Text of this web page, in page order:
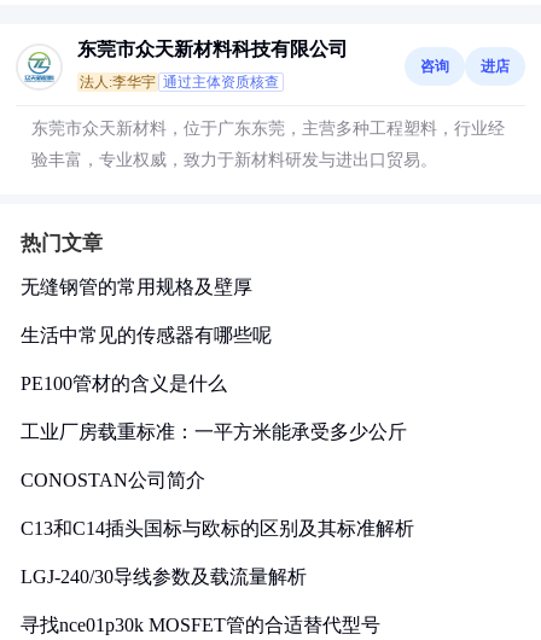
东莞市众天新材料科技有限公司
法人:李华宇 通过主体资质核查
咨询 进店
东莞市众天新材料，位于广东东莞，主营多种工程塑料，行业经
验丰富，专业权威，致力于新材料研发与进出口贸易。
热门文章
无缝钢管的常用规格及壁厚
生活中常见的传感器有哪些呢
PE100管材的含义是什么
工业厂房载重标准：一平方米能承受多少公斤
CONOSTAN公司简介
C13和C14插头国标与欧标的区别及其标准解析
LGJ-240/30导线参数及载流量解析
寻找nce01p30k MOSFET管的合适替代型号